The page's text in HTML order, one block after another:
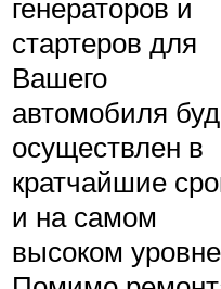
генераторов и
стартеров для
Вашего
автомобиля
осуществлен в
кратчайшие
и на самом
высоком